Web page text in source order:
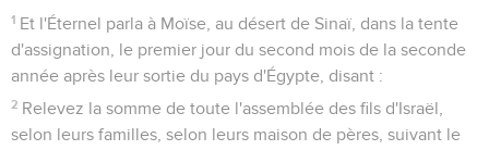
1 Et l'Éternel parla à Moïse, au désert de Sinaï, dans la tente
d'assignation, le premier jour du second mois de la seconde
année après leur sortie du pays d'Égypte, disant :
2 Relevez la somme de toute l'assemblée des fils d'Israël,
selon leurs familles, selon leurs maison de pères, suivant le